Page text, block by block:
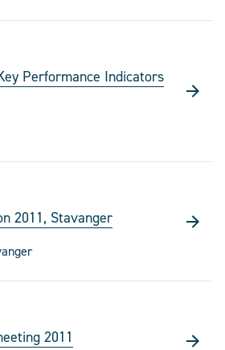
Performance Indicators
2011, Stavanger
2011